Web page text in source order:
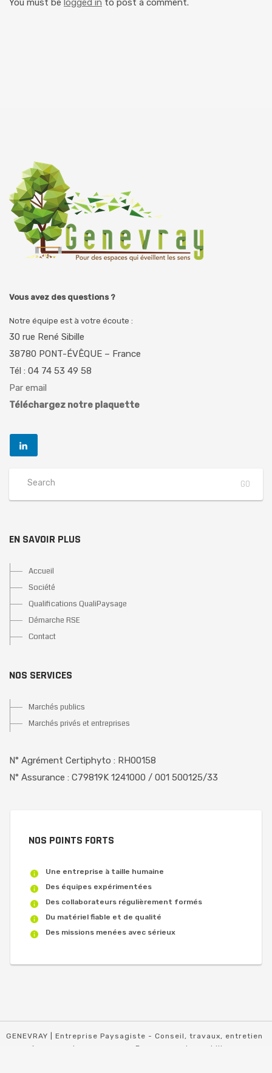
You must be logged in to post a comment.
Vous avez des questions ?
Notre équipe est à votre écoute :
30 rue René Sibille
38780 PONT-ÉVÊQUE – France
Tél : 04 74 53 49 58
Par email
Téléchargez notre plaquette
EN SAVOIR PLUS
Accueil
Société
Qualifications QualiPaysage
Démarche RSE
Contact
NOS SERVICES
Marchés publics
Marchés privés et entreprises
N° Agrément Certiphyto : RH00158
N° Assurance : C79819K 1241000 / 001 500125/33
NOS POINTS FORTS
Une entreprise à taille humaine
Des équipes expérimentées
Des collaborateurs régulièrement formés
Du matériel fiable et de qualité
Des missions menées avec sérieux
GENEVRAY | Entreprise Paysagiste - Conseil, travaux, entretien
en aménagements paysagers - Espaces verts, mobilier,